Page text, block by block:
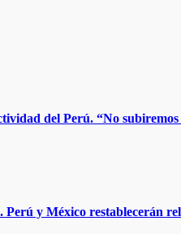
del Perú. “No subiremos
y México restablecerán